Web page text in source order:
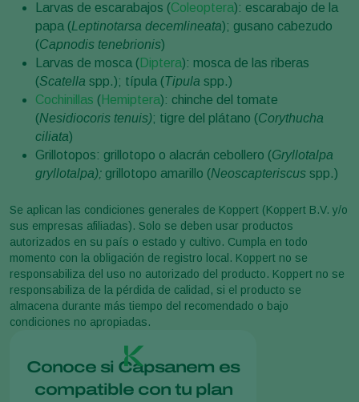
Larvas de escarabajos (Coleoptera): escarabajo de la
papa (Leptinotarsa decemlineata); gusano cabezudo
(Capnodis tenebrionis)
Larvas de mosca (Diptera): mosca de las riberas
(Scatella spp.); típula (Tipula spp.)
Cochinillas (Hemiptera): chinche del tomate
(Nesidiocoris tenuis); tigre del plátano (Corythucha
ciliata)
Grillotopos: grillotopo o alacrán cebollero (Gryllotalpa
gryllotalpa); grillotopo amarillo (Neoscapteriscus spp.)
Se aplican las condiciones generales de Koppert (Koppert B.V. y/o
sus empresas afiliadas). Solo se deben usar productos
autorizados en su país o estado y cultivo. Cumpla en todo
momento con la obligación de registro local. Koppert no se
responsabiliza del uso no autorizado del producto. Koppert no se
responsabiliza de la pérdida de calidad, si el producto se
almacena durante más tiempo del recomendado o bajo
condiciones no apropiadas.
Conoce si Capsanem es
compatible con tu plan